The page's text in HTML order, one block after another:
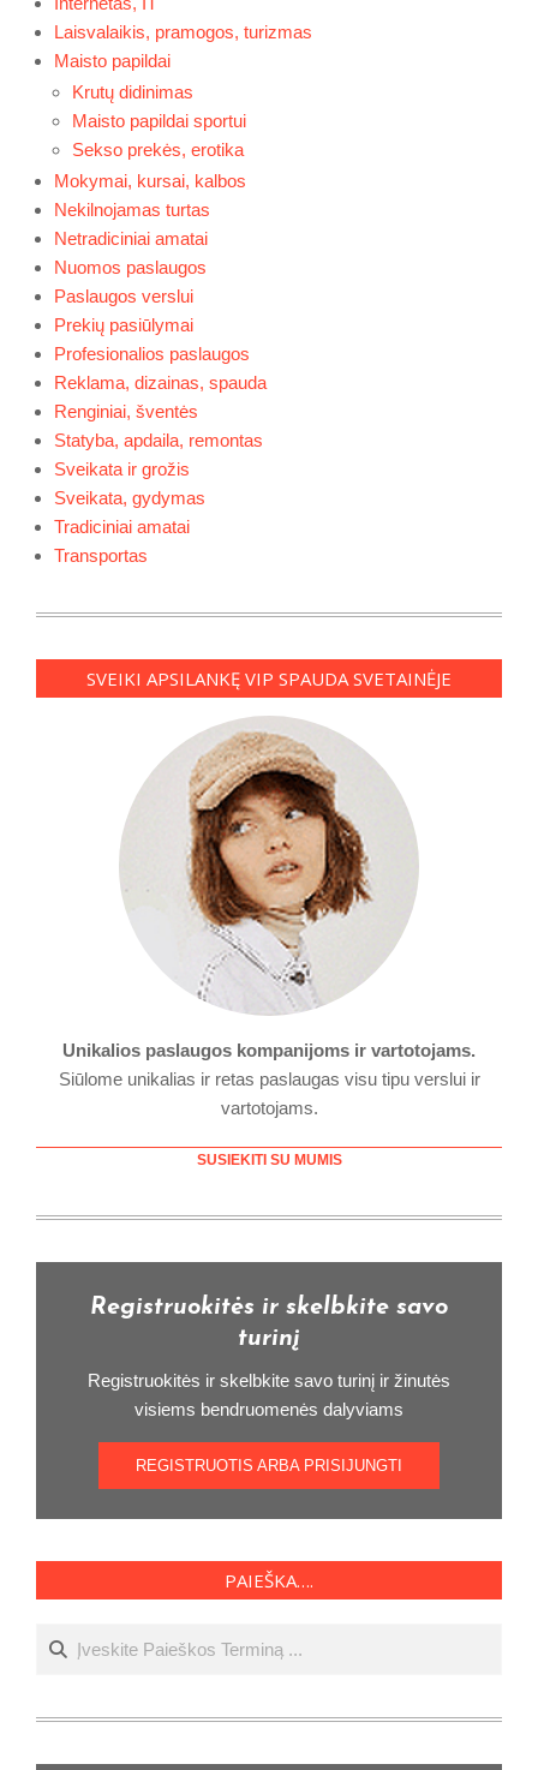
Laisvalaikis, pramogos, turizmas
Maisto papildai
Krutų didinimas
Maisto papildai sportui
Sekso prekės, erotika
Mokymai, kursai, kalbos
Nekilnojamas turtas
Netradiciniai amatai
Nuomos paslaugos
Paslaugos verslui
Prekių pasiūlymai
Profesionalios paslaugos
Reklama, dizainas, spauda
Renginiai, šventės
Statyba, apdaila, remontas
Sveikata ir grožis
Sveikata, gydymas
Tradiciniai amatai
Transportas
SVEIKI APSILANKĘ VIP SPAUDA SVETAINĖJE
Unikalios paslaugos kompanijoms ir vartotojams.
Siūlome unikalias ir retas paslaugas visu tipu verslui ir
vartotojams.
SUSIEKITI SU MUMIS
Registruokitės ir skelbkite savo
turinį
Registruokitės ir skelbkite savo turinį ir žinutės
visiems bendruomenės dalyviams
REGISTRUOTIS ARBA PRISIJUNGTI
PAIEŠKA….
Ieškoti